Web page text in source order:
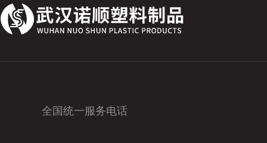
全国统一服务电话